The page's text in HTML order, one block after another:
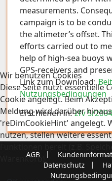
measurements.
campaign is to be
the altimeter’s offset.
efforts carried out to
help of high-sea buoys
GPS-receivers and
Link zum Download:
Nutzungsbedingungen
Erschienen in: zfv 5/2004
AGB
Datenschutz
Wir benutzen Cookies
Diese Seite nutzt essentielle
Cookie angelegt. Beim
Meldung wird darüber
'reDimCookieHint' angelegt.
nutzen, stellen weitere
Warenkorb).